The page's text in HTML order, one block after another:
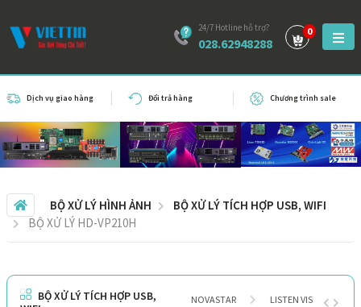
24/7 Hotline hỗ trợ?
028.62948288
0
Dịch vụ giao hàng Đổi trả hàng Chương trình sale
BỘ XỬ LÝ HÌNH ẢNH
BỘ XỬ LÝ TÍCH HỢP USB, WIFI
BỘ XỬ LÝ HD-VP210H
BỘ XỬ LÝ TÍCH HỢP USB,
NOVASTAR LISTEN VISION